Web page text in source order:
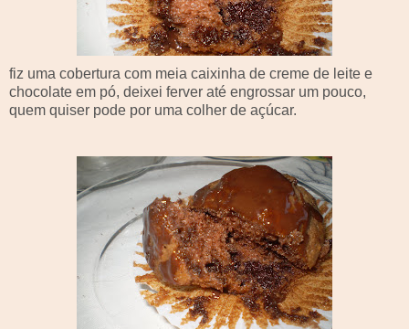
fiz uma cobertura com meia caixinha de creme de leite e
chocolate em pó, deixei ferver até engrossar um pouco,
quem quiser pode por uma colher de açúcar.